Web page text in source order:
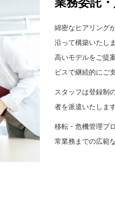
綿密なヒアリング
沿って構築いたし
高いモデルをご提
ビスで継続的にご
スタッフは登録制
者を派遣いたします
移転・危機管理プ
常業務までの広範